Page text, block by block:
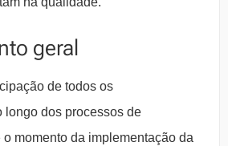
geral
de todos os
longo dos processos de
momento da implementação da